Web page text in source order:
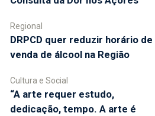
Regional
DRPCD quer reduzir horário de
venda de álcool na Região
Cultura e Social
“A arte requer estudo,
dedicação, tempo. A arte é